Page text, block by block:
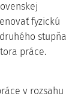
fyzickú
stupňa
práce.
v rozsahu